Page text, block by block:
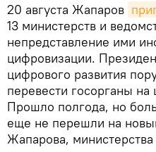
20 августа Жапаров
13 министерств и
непредставление ими
цифровизации.
цифрового развития
перевести госорганы
Прошло полгода, но
еще не перешли на
Жапарова,